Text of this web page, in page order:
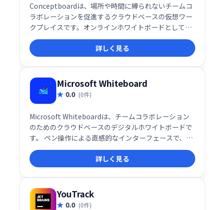
Conceptboardは、場所や時間に縛られないチームコ
ラボレーションを促進するクラウドベースの仮想ワー
クプレイスです。オンラインホワイトボードとして、
製品開発、プロジェクト計画、ブレインストーミン
グ、仮想会議など、様々な用途に活用できます。リア
ルタイムでのフィードバック共有も可能にし、チーム
の生産性向上と円滑なコミュニケーションを支援しま
す。
詳しく見る
Microsoft Whiteboard
0.0 (0件)
Microsoft Whiteboardは、チームコラボレーション
のためのクラウドベースのデジタルホワイトボードで
す。 ペン操作による直感的なインターフェースで、図
形描画、テーブル作成、コンテンツ編集、コメント投
稿などを同時に行えます。画像追加、付箋、テキスト
入力も可能。場所を選ばず、リアルタイムでアイデア
を共有し、プロジェクトをスムーズに進めることがで
きます。
詳しく見る
YouTrack
0.0 (0件)